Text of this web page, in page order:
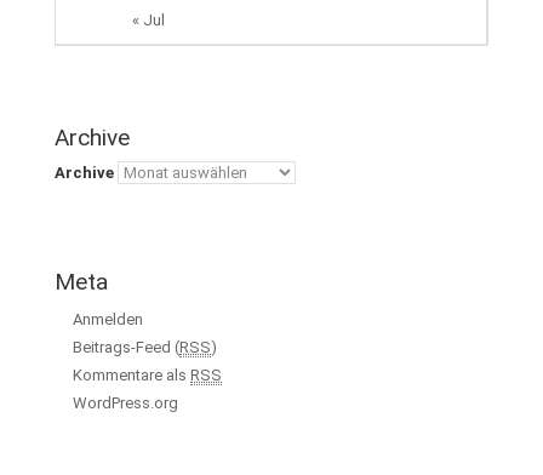
« Jul
Archive
Archive
Meta
Anmelden
Beitrags-Feed (RSS)
Kommentare als RSS
WordPress.org